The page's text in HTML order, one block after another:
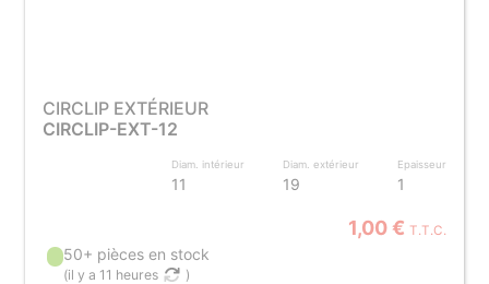
CIRCLIP EXTÉRIEUR
CIRCLIP-EXT-12
Diam. intérieur
11
Diam. extérieur
19
Epaisseur
1
1,00 € T.T.C.
50+ pièces en stock
(il y a 11 heures )